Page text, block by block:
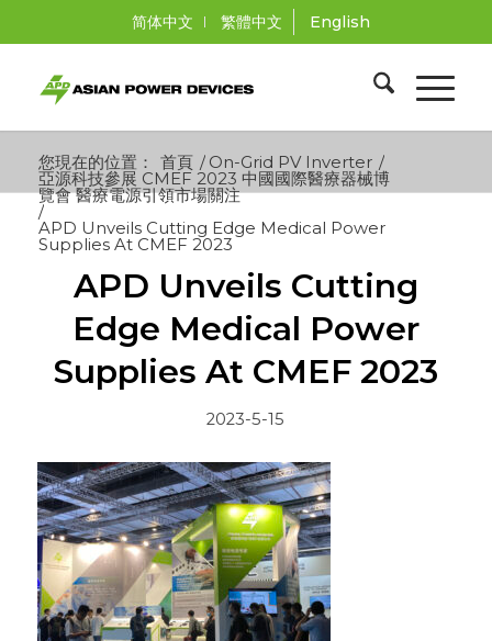
简体中文 繁體中文 English
您現在的位置： 首頁 / On-Grid PV Inverter /
亞源科技參展 CMEF 2023 中國國際醫療器械博
覽會 醫療電源引領市場關注
/
APD Unveils Cutting Edge Medical Power
Supplies At CMEF 2023
APD Unveils Cutting
Edge Medical Power
Supplies At CMEF 2023
2023-5-15